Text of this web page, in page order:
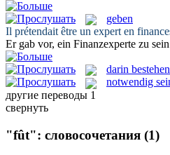
geben
Il prétendait être un expert en
Er gab vor, ein Finanzexperte zu
darin bestehen
notwendig
другие переводы 1
свернуть
"fût": словосочетания (1)